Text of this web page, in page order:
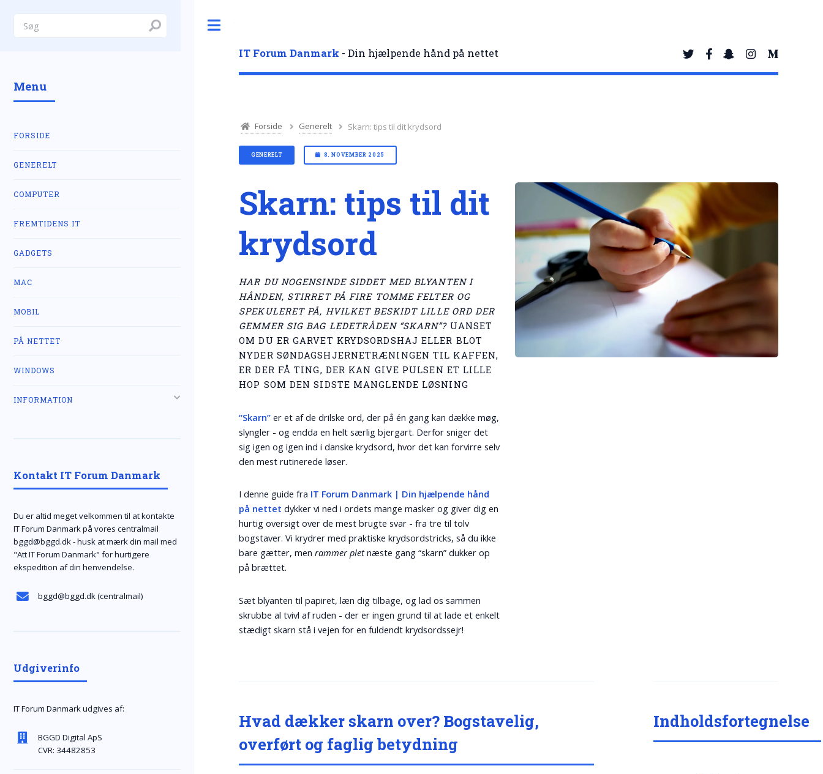
IT Forum Danmark - Din hjælpende hånd på nettet
Forside Generelt Skarn: tips til dit krydsord
GENERELT 8. NOVEMBER 2025
Skarn: tips til dit
krydsord
HAR DU NOGENSINDE SIDDET MED BLYANTEN I
HÅNDEN, STIRRET PÅ FIRE TOMME FELTER OG
SPEKULERET PÅ, HVILKET BESKIDT LILLE ORD DER
GEMMER SIG BAG LEDETRÅDEN “SKARN”?UANSET
OM DU ER GARVET KRYDSORDSHAJ ELLER BLOT
NYDER SØNDAGS­HJERNETRÆNINGEN TIL KAFFEN,
ER DER FÅ TING, DER KAN GIVE PULSEN ET LILLE
HOP SOM DEN SIDSTE MANGLENDE LØSNING
“Skarn” er et af de drilske ord, der på én gang kan dække møg,
slyngler - og endda en helt særlig bjergart. Derfor sniger det
sig igen og igen ind i danske krydsord, hvor det kan forvirre selv
den mest rutinerede løser.
I denne guide fra IT Forum Danmark | Din hjælpende hånd
på nettet dykker vi ned i ordets mange masker og giver dig en
hurtig oversigt over de mest brugte svar - fra tre til tolv
bogstaver. Vi krydrer med praktiske krydsordstricks, så du ikke
bare gætter, menrammer pletnæste gang “skarn” dukker op
på brættet.
Sæt blyanten til papiret, læn dig tilbage, og lad os sammen
skrubbe al tvivl af ruden - der er ingen grund til at lade et enkelt
stædigt skarn stå i vejen for en fuldendt krydsordssejr!
Hvad dækker skarn over? Bogstavelig,
overført og faglig betydning
Indholdsfortegnelse
Menu
FORSIDE
GENERELT
COMPUTER
FREMTIDENS IT
GADGETS
MAC
MOBIL
PÅ NETTET
WINDOWS
INFORMATION
Kontakt IT Forum Danmark
Du er altid meget velkommen til at kontakte
IT Forum Danmark på vores centralmail
bggd@bggd.dk- husk at mærk din mail med
"Att IT Forum Danmark" for hurtigere
ekspedition af din henvendelse.
bggd@bggd.dk(centralmail)
Udgiverinfo
IT Forum Danmark udgives af:
BGGD Digital ApS
CVR: 34482853